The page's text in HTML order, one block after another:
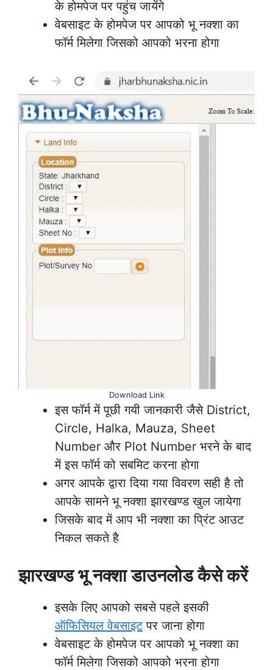
के होमपेज पर पहुंच जायेंगे
वेबसाइट के होमपेज पर आपको भू नक्शा का
फॉर्म मिलेगा जिसको आपको भरना होगा
Download Link
इस फॉर्म में पूछीगयी जानकारी जैसे District,
Circle, Halka, Mauza, Sheet
Number और Plot Number भरने के बाद
में इस फॉर्म को सबमिट करना होगा
अगर आपके द्वारा दिया गया विवरण सही है तो
आपके सामने भू नक्शा झारखण्ड खुल जायेगा
जिसके बाद में आप भी नक्शा का प्रिंट आउट
निकल सकते है
झारखण्ड भू नक्शा डाउनलोड कैसे करें
इसके लिए आपको सबसे पहले इसकी
ऑफिसियल वेबसाइटपर जाना होगा
वेबसाइट के होमपेज पर आपको भू नक्शा का
फॉर्म मिलेगा जिसको आपको भरना होगा